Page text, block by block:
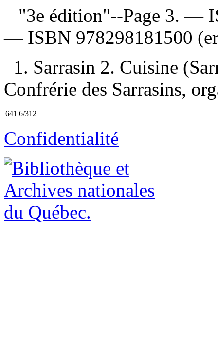
"3e édition"--Page 3. —
— ISBN 978298181500
1. Sarrasin 2. Cuisine
Confrérie des Sarrasins,
641.6/312
Confidentialité